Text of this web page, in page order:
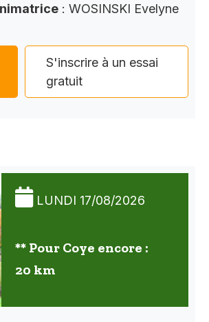
: WOSINSKI Evelyne
S'inscrire à un essai
gratuit
LUNDI 17/08/2026
** Pour Coye encore :
20 km